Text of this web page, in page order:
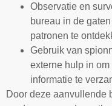
Observatie en
bureau in de
patronen te
Gebruik van
externe hulp in
informatie te
Door deze aanvullende